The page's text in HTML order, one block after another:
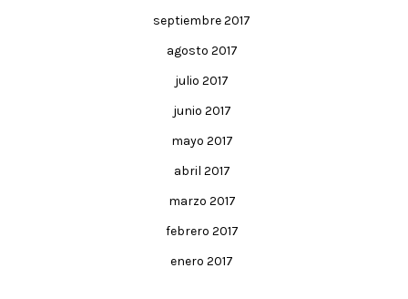
septiembre 2017
agosto 2017
julio 2017
junio 2017
mayo 2017
abril 2017
marzo 2017
febrero 2017
enero 2017